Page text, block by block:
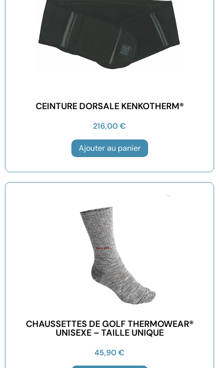
CEINTURE DORSALE KENKOTHERM®
216,00€
Ajouter au panier
CHAUSSETTES DE GOLF THERMOWEAR®
UNISEXE – TAILLE UNIQUE
45,90€